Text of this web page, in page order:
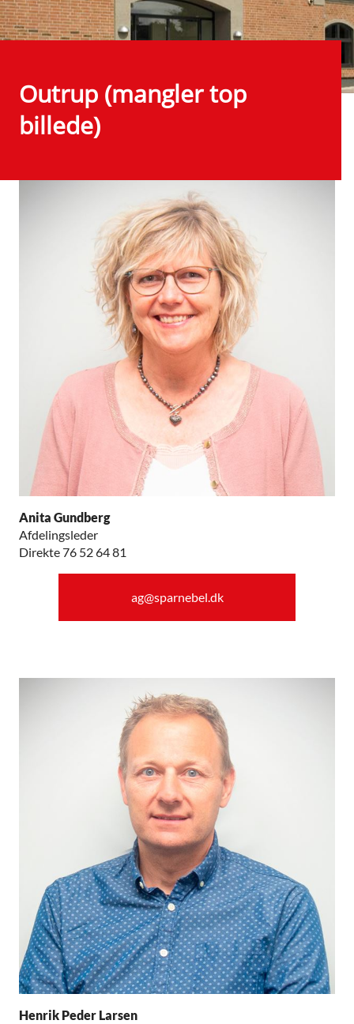
Outrup (mangler top
billede)
Anita Gundberg
Afdelingsleder
Direkte 76 52 64 81
ag@sparnebel.dk
Henrik Peder Larsen